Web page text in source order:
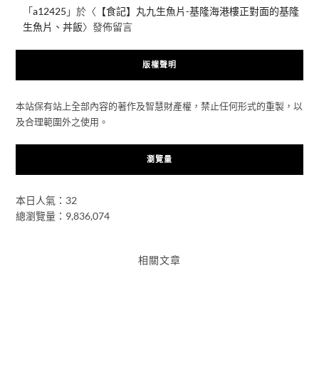
「a12425 」於〈 【食記】丸九生魚片-基隆海港樓正對面的基隆
生魚片、丼飯〉發佈留言
版權聲明
本站保有站上全部內容的著作及智慧財產權，禁止任何形式的重製，以
及合理範圍外之使用。
瀏覽量
本日人氣：32
總瀏覽量：9,836,074
相關文章